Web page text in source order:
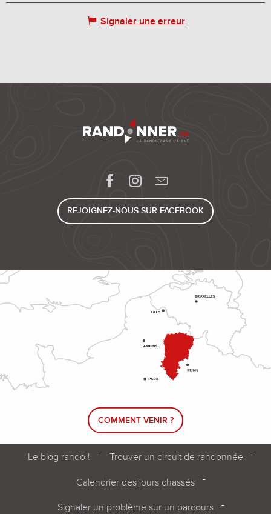
Signaler une erreur
REJOIGNEZ-NOUS SUR FACEBOOK
COMMENT VENIR ?
Le blog rando ! Trouver un circuit de randonnée
Calendrier des jours chassés
Signaler un problème sur un parcours